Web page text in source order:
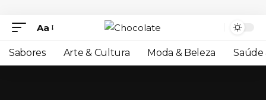
Aa
Sabores Arte & Cultura Moda & Beleza Saúde